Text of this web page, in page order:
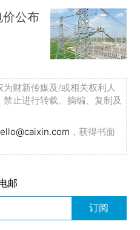
公布
财新传媒及/或相关权利人
止进行转载、摘编、复制及
，获得书面
邮
订阅